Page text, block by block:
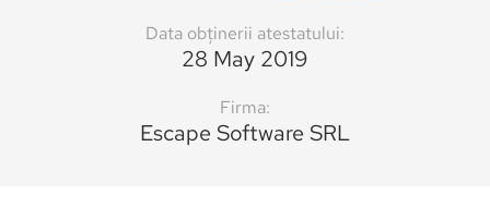
Data obținerii atestatului:
28 May 2019
Firma:
Escape Software SRL